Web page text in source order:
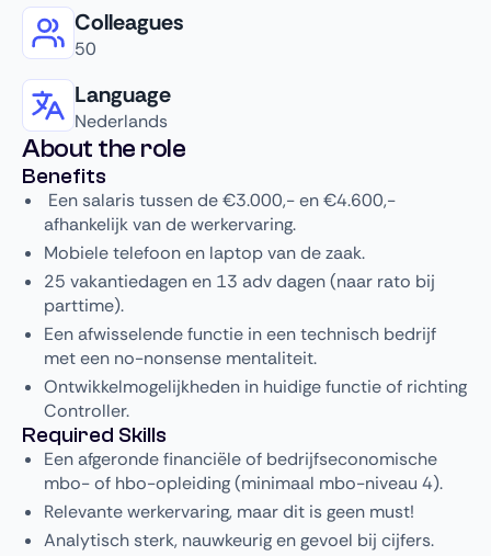
Colleagues
50
Language
Nederlands
About the role
Benefits
Een salaris tussen de €3.000,- en €4.600,-
afhankelijk van de werkervaring.
Mobiele telefoon en laptop van de zaak.
25 vakantiedagen en 13 adv dagen (naar rato bij
parttime).
Een afwisselende functie in een technisch bedrijf
met een no-nonsense mentaliteit.
Ontwikkelmogelijkheden in huidige functie of richting
Controller.
Required Skills
Een afgeronde financiële of bedrijfseconomische
mbo- of hbo-opleiding (minimaal mbo-niveau 4).
Relevante werkervaring, maar dit is geen must!
Analytisch sterk, nauwkeurig en gevoel bij cijfers.